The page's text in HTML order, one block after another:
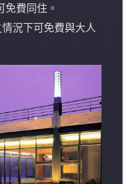
費同住。
況下可免費與大人